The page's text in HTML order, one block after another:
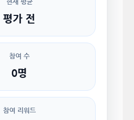
현재 평균
평가 전
참여 수
0명
참여 리워드